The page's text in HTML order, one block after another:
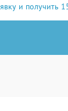
и получить